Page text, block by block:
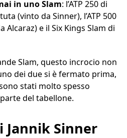
in uno Slam: l’ATP 250 di
(vinto da Sinner), l’ATP 500
Alcaraz) e il Six Kings Slam di
Slam, questo incrocio non
dei due si è fermato prima,
stati molto spesso
del tabellone.
Sinner